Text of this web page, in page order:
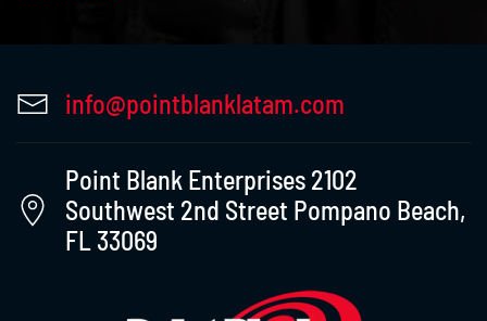
info@pointblanklatam.com
Point Blank Enterprises 2102
Southwest 2nd Street Pompano Beach,
FL 33069